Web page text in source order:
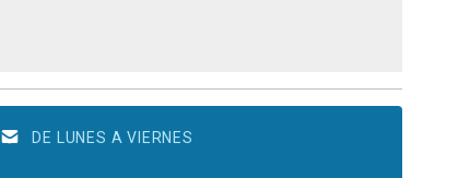
DE LUNES A VIERNES